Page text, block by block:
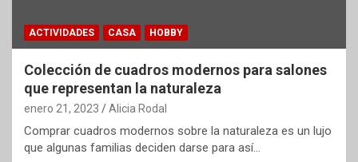
ACTIVIDADES CASA HOBBY
Colección de cuadros modernos para salones
que representan la naturaleza
enero 21, 2023 Alicia Rodal
Comprar cuadros modernos sobre la naturaleza es un lujo
que algunas familias deciden darse para así…